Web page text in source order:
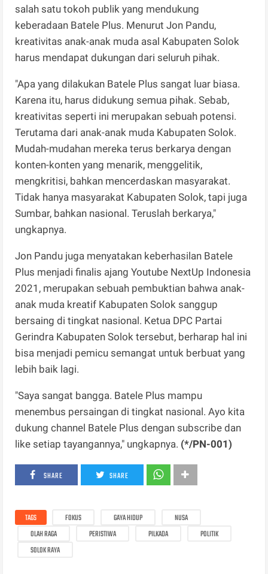
salah satu tokoh publik yang mendukung
keberadaan Batele Plus. Menurut Jon Pandu,
kreativitas anak-anak muda asal Kabupaten Solok
harus mendapat dukungan dari seluruh pihak.
"Apa yang dilakukan Batele Plus sangat luar biasa.
Karena itu, harus didukung semua pihak. Sebab,
kreativitas seperti ini merupakan sebuah potensi.
Terutama dari anak-anak muda Kabupaten Solok.
Mudah-mudahan mereka terus berkarya dengan
konten-konten yang menarik, menggelitik,
mengkritisi, bahkan mencerdaskan masyarakat.
Tidak hanya masyarakat Kabupaten Solok, tapi juga
Sumbar, bahkan nasional. Teruslah berkarya,"
ungkapnya.
Jon Pandu juga menyatakan keberhasilan Batele
Plus menjadi finalis ajang Youtube NextUp Indonesia
2021, merupakan sebuah pembuktian bahwa anak-
anak muda kreatif Kabupaten Solok sanggup
bersaing di tingkat nasional. Ketua DPC Partai
Gerindra Kabupaten Solok tersebut, berharap hal ini
bisa menjadi pemicu semangat untuk berbuat yang
lebih baik lagi.
"Saya sangat bangga. Batele Plus mampu
menembus persaingan di tingkat nasional. Ayo kita
dukung channel Batele Plus dengan subscribe dan
like setiap tayangannya," ungkapnya. (*/PN-001)
SHARE SHARE
TAGS FOKUS GAYA HIDUP
NUSA
OLAH RAGA
PERISTIWA PILKADA
POLITIK
SOLOK RAYA